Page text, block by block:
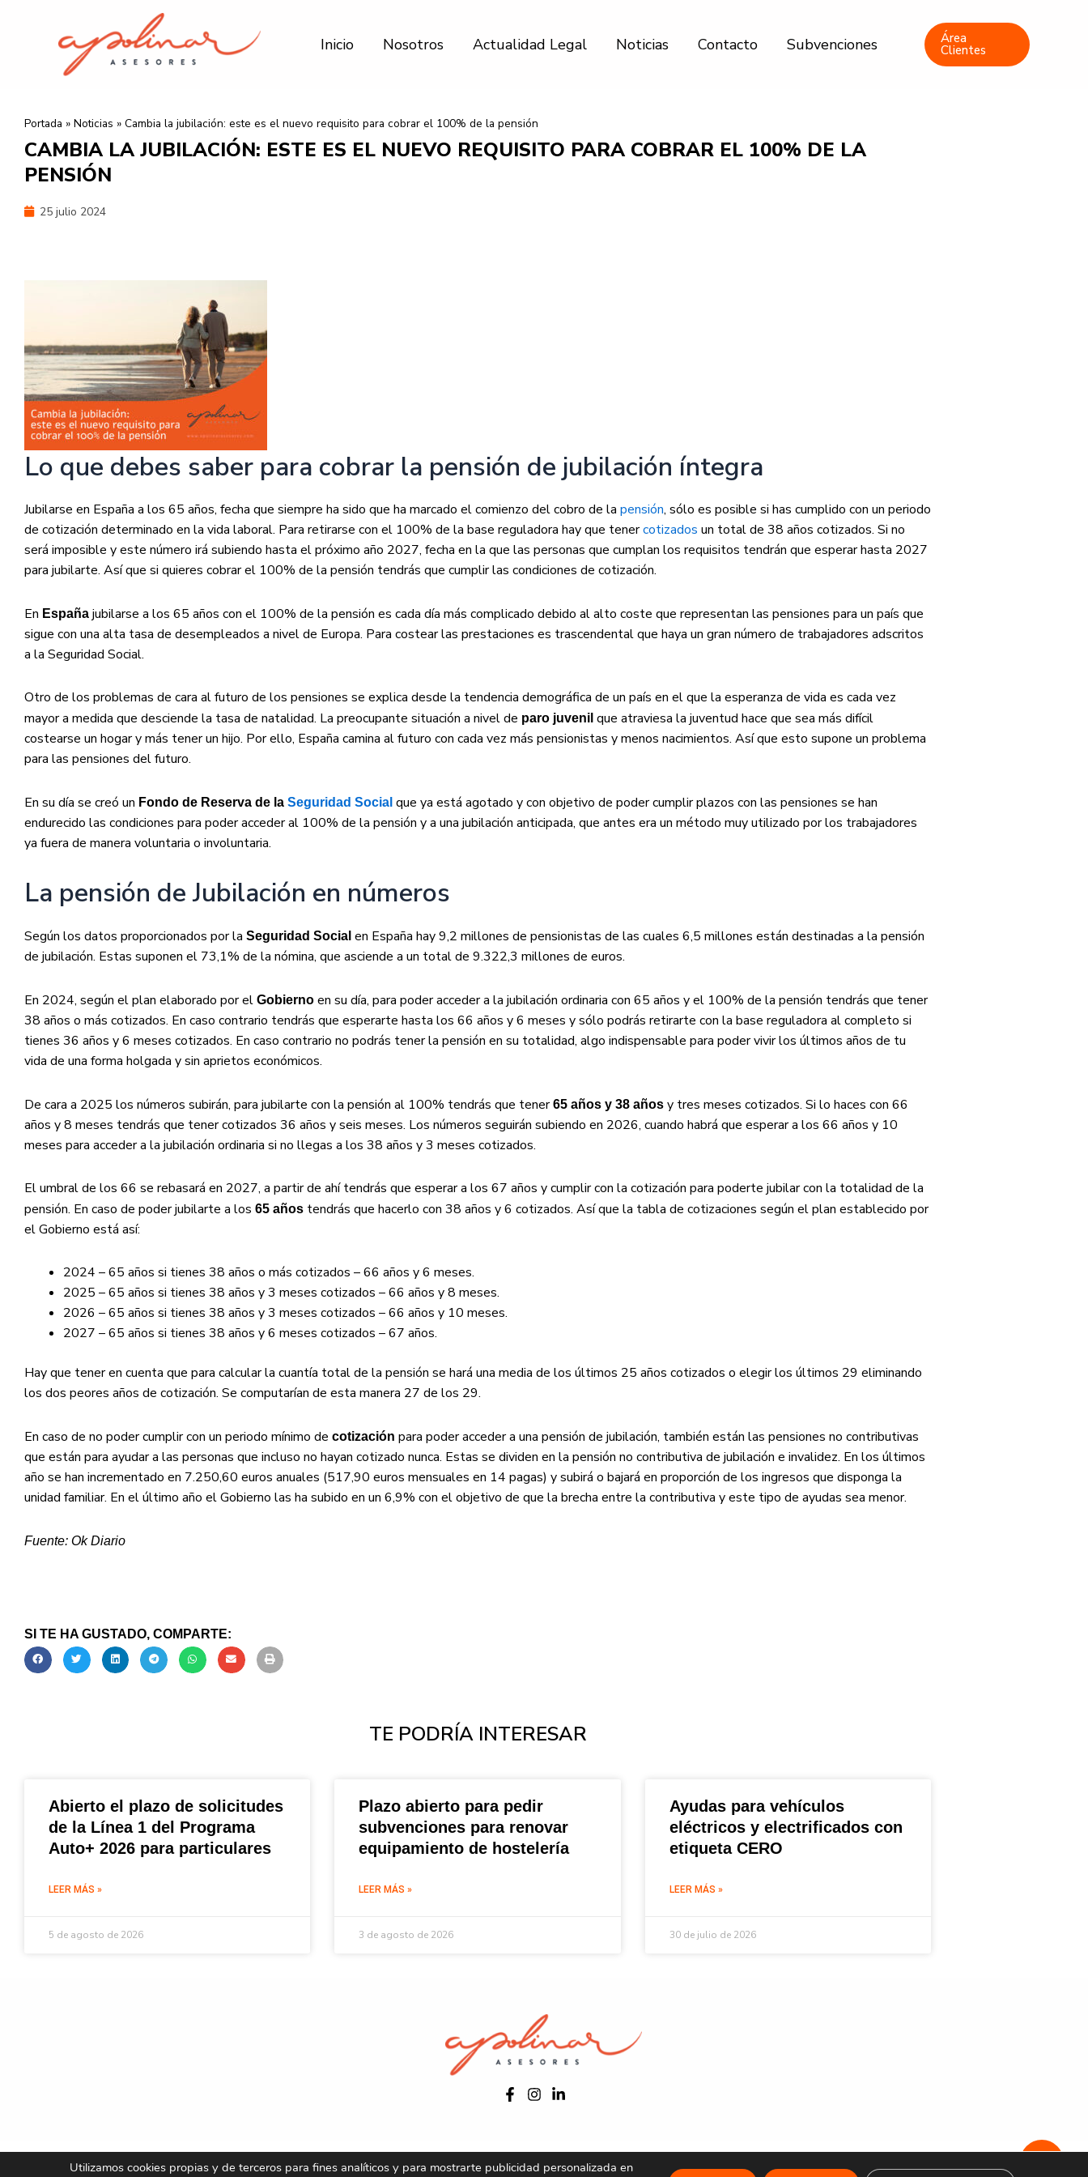
Inicio Nosotros Actualidad Legal Noticias Contacto Subvenciones Área
Clientes
Portada » Noticias » Cambia la jubilación: este es el nuevo requisito para cobrar el 100% de la pensión
CAMBIA LA JUBILACIÓN: ESTE ES EL NUEVO REQUISITO PARA COBRAR EL 100% DE LA
PENSIÓN
25 julio 2024
Lo que debes saber para cobrar la pensión de jubilación íntegra
Jubilarse en España a los 65 años, fecha que siempre ha sido que ha marcado el comienzo del cobro de la pensión, sólo es posible si has cumplido con un periodo
de cotización determinado en la vida laboral. Para retirarse con el 100% de la base reguladora hay que tenercotizados un total de 38 años cotizados. Si no
será imposible y este número irá subiendo hasta el próximo año 2027, fecha en la que las personas que cumplan los requisitos tendrán que esperar hasta 2027
para jubilarte. Así que si quieres cobrar el 100% de la pensión tendrás que cumplir las condiciones de cotización.
En España jubilarse a los 65 años con el 100% de la pensión es cada día más complicado debido al alto coste que representan las pensiones para un país que
sigue con una alta tasa de desempleados a nivel de Europa. Para costear las prestaciones es trascendental que haya un gran número de trabajadores adscritos
a la Seguridad Social.
Otro de los problemas de cara al futuro de los pensiones se explica desde la tendencia demográfica de un país en el que la esperanza de vida es cada vez
mayor a medida que desciende la tasa de natalidad. La preocupante situación a nivel de paro juvenil que atraviesa la juventud hace que sea más difícil
costearse un hogar y más tener un hijo. Por ello, España camina al futuro con cada vez más pensionistas y menos nacimientos. Así que esto supone un problema
para las pensiones del futuro.
En su día se creó un Fondo de Reserva de la Seguridad Social que ya está agotado y con objetivo de poder cumplir plazos con las pensiones se han
endurecido las condiciones para poder acceder al 100% de la pensión y a una jubilación anticipada, que antes era un método muy utilizado por los trabajadores
ya fuera de manera voluntaria o involuntaria.
La pensión de Jubilación en números
Según los datos proporcionados por la Seguridad Social en España hay 9,2 millones de pensionistas de las cuales 6,5 millones están destinadas a la pensión
de jubilación. Estas suponen el 73,1% de la nómina, que asciende a un total de 9.322,3 millones de euros.
En 2024, según el plan elaborado por el Gobierno en su día, para poder acceder a la jubilación ordinaria con 65 años y el 100% de la pensión tendrás que tener
38 años o más cotizados. En caso contrario tendrás que esperarte hasta los 66 años y 6 meses y sólo podrás retirarte con la base reguladora al completo si
tienes 36 años y 6 meses cotizados. En caso contrario no podrás tener la pensión en su totalidad, algo indispensable para poder vivir los últimos años de tu
vida de una forma holgada y sin aprietos económicos.
De cara a 2025 los números subirán, para jubilarte con la pensión al 100% tendrás que tener65 años y 38 años y tres meses cotizados. Si lo haces con 66
años y 8 meses tendrás que tener cotizados 36 años y seis meses. Los números seguirán subiendo en 2026, cuando habrá que esperar a los 66 años y 10
meses para acceder a la jubilación ordinaria si no llegas a los 38 años y 3 meses cotizados.
El umbral de los 66 se rebasará en 2027, a partir de ahí tendrás que esperar a los 67 años y cumplir con la cotización para poderte jubilar con la totalidad de la
pensión. En caso de poder jubilarte a los 65 años tendrás que hacerlo con 38 años y 6 cotizados. Así que la tabla de cotizaciones según el plan establecido por
el Gobierno está así:
2024 – 65 años si tienes 38 años o más cotizados – 66 años y 6 meses.
2025 – 65 años si tienes 38 años y 3 meses cotizados – 66 años y 8 meses.
2026 – 65 años si tienes 38 años y 3 meses cotizados – 66 años y 10 meses.
2027 – 65 años si tienes 38 años y 6 meses cotizados – 67 años.
Hay que tener en cuenta que para calcular la cuantía total de la pensión se hará una media de los últimos 25 años cotizados o elegir los últimos 29 eliminando
los dos peores años de cotización. Se computarían de esta manera 27 de los 29.
En caso de no poder cumplir con un periodo mínimo de cotización para poder acceder a una pensión de jubilación, también están las pensiones no contributivas
que están para ayudar a las personas que incluso no hayan cotizado nunca. Estas se dividen en la pensión no contributiva de jubilación e invalidez. En los últimos
año se han incrementado en 7.250,60 euros anuales (517,90 euros mensuales en 14 pagas) y subirá o bajará en proporción de los ingresos que disponga la
unidad familiar. En el último año el Gobierno las ha subido en un 6,9% con el objetivo de que la brecha entre la contributiva y este tipo de ayudas sea menor.
Fuente: Ok Diario
SI TE HA GUSTADO, COMPARTE:
TE PODRÍA INTERESAR
Abierto el plazo de solicitudes
de la Línea 1 del Programa
Auto+ 2026 para particulares
LEER MÁS »
5 de agosto de 2026
Plazo abierto para pedir
subvenciones para renovar
equipamiento de hostelería
LEER MÁS »
3 de agosto de 2026
Ayudas para vehículos
eléctricos y electrificados con
etiqueta CERO
LEER MÁS »
30 de julio de 2026
Aviso legal Política de privacidad Política de cookies
Utilizamos cookies propias y de terceros para fines analíticos y para mostrarte publicidad personalizada en